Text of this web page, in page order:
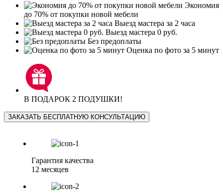
Экономия
до 70% от покупки новой мебели
Выезд мастера за 2 часа
Выезд мастера 0 руб.
Без предоплаты
Оценка по фото за 5 минут
В ПОДАРОК 2 ПОДУШКИ!
ЗАКАЗАТЬ БЕСПЛАТНУЮ КОНСУЛЬТАЦИЮ
Гарантия качества
12 месяцев